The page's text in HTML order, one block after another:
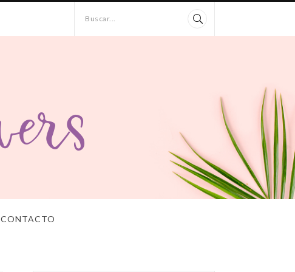
Buscar...
CONTACTO